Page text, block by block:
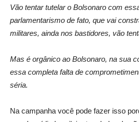
Vão tentar tutelar o Bolsonaro com
parlamentarismo de fato, que vai
militares, ainda nos bastidores, vão
Mas é orgânico ao Bolsonaro, na sua
essa completa falta de
séria.
Na campanha você pode fazer isso